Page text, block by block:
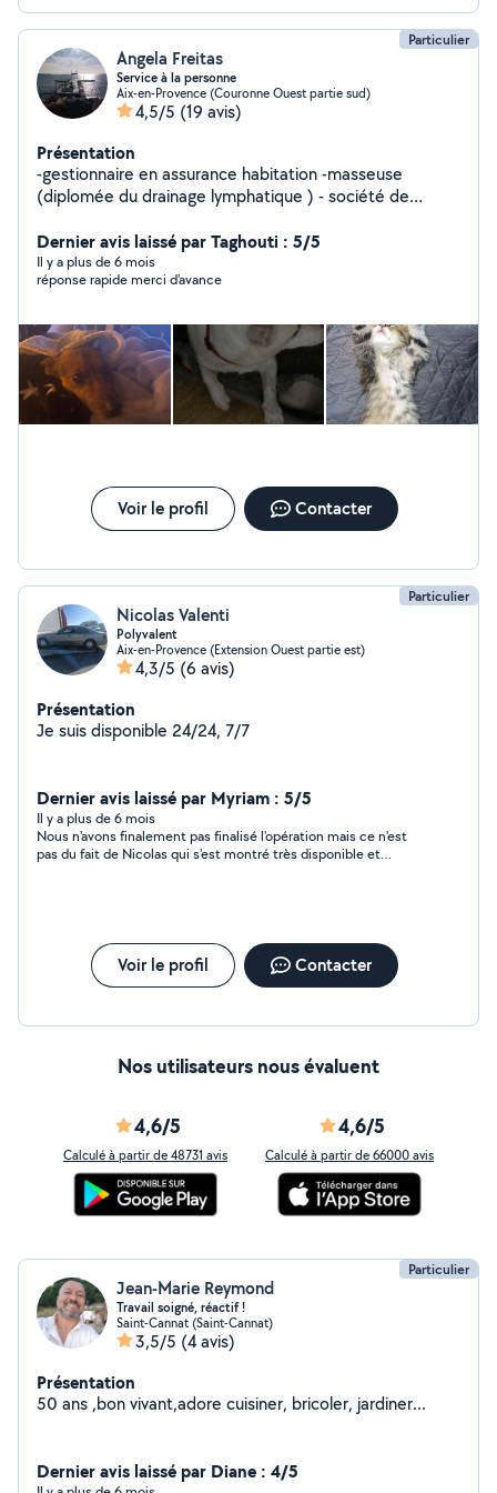
Particulier
Angela Freitas
Service à la personne
Aix-en-Provence (Couronne Ouest partie sud)
4,5/5 (19 avis)
Présentation
-gestionnaire en assurance habitation -masseuse
(diplomée du drainage lymphatique ) - société de
- cuisine ( anniversaire réception,baptêmes) - travaille
avec un développeur web
Dernier avis laissé par Taghouti : 5/5
Il y a plus de 6 mois
réponse rapide merci d'avance
Voir le profil Contacter
Particulier
Nicolas Valenti
Polyvalent
Aix-en-Provence (Extension Ouest partie est)
4,3/5 (6 avis)
Présentation
Je suis disponible 24/24, 7/7
Dernier avis laissé par Myriam : 5/5
Il y a plus de 6 mois
Nous n'avons finalement pas finalisé l'opération mais ce n'est
pas du fait de Nicolas qui s'est montré très disponible et
Voir le profil Contacter
Nos utilisateurs nous évaluent
4,6/5
Calculé à partir de 48731 avis
4,6/5
Calculé à partir de 66000 avis
Particulier
Jean-Marie Reymond
Travail soigné, réactif !
Saint-Cannat (Saint-Cannat)
3,5/5 (4 avis)
Présentation
50 ans ,bon vivant,adore cuisiner, bricoler, jardiner...
Dernier avis laissé par Diane : 4/5